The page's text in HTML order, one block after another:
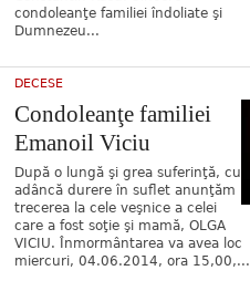
condoleanţe familiei îndoliate şi
Dumnezeu...
DECESE
Condoleanţe familiei
Emanoil Viciu
După o lungă şi grea suferinţă, cu
adâncă durere în suflet anunţăm
trecerea la cele veşnice a celei
care a fost soţie şi mamă, OLGA
VICIU. Înmormântarea va avea loc
miercuri, 04.06.2014, ora 15,00,...